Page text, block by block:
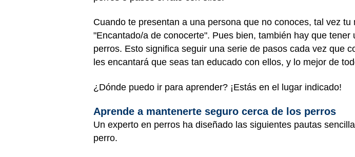
Cuando te presentan a una persona que no conoces, tal vez
"Encantado/a de conocerte". Pues bien, también hay que
perros. Esto significa seguir una serie de pasos cada vez que
les encantará que seas tan educado con ellos, y lo mejor de
¿Dónde puedo ir para aprender? ¡Estás en el lugar indicado!
Aprende a mantenerte seguro cerca de los perros
Un experto en perros ha diseñado las siguientes pautas
perro.